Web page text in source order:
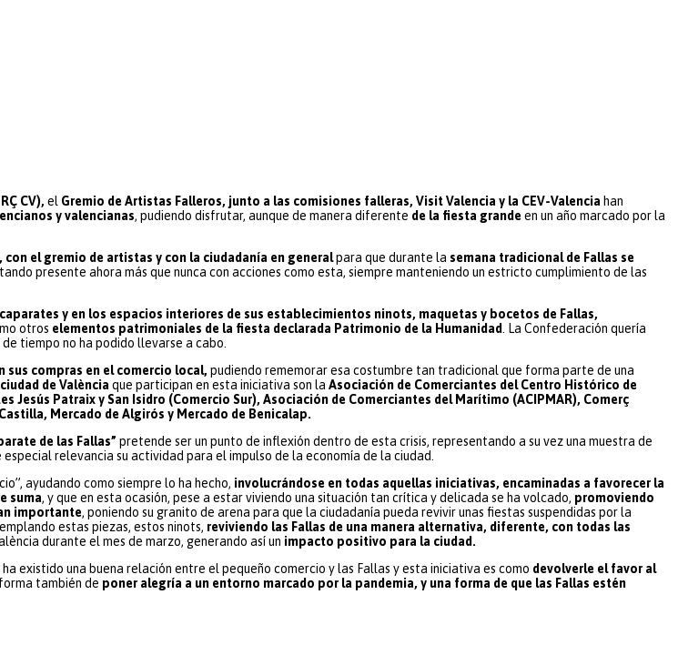
CV), el Gremio de Artistas Falleros, junto a las comisiones falleras, Visit Valencia y la CEV-Valencia han
y valencianas, pudiendo disfrutar, aunque de manera diferente de la fiesta grandeen un año marcado por la
el gremio de artistas y con la ciudadanía en generalpara que durante la semana tradicional de Fallas se
presente ahora más que nunca con acciones como esta, siempre manteniendo un estricto cumplimiento de las
y en los espacios interiores de sus establecimientos ninots, maquetas y bocetos de Fallas,
otros elementos patrimoniales de la fiesta declarada Patrimonio de la Humanidad
. La Confederación quería
tiempo no ha podido llevarse a cabo.
sus compras en el comercio local, pudiendo rememorar esa costumbre tan tradicional que forma parte de una
de València que participan en esta iniciativa son la Asociación de Comerciantes del Centro Histórico de
Jesús Patraix y San Isidro (Comercio Sur), Asociación de Comerciantes del Marítimo (ACIPMAR), Comerç
Mercado de Algirós y Mercado de Benicalap.
de las Fallas” pretende ser un punto de inflexión dentro de esta crisis, representando a su vez una muestra de
relevancia su actividad para el impulso de la economía de la ciudad.
ayudando como siempre lo ha hecho, involucrándose en todas aquellas iniciativas, encaminadas a favorecer la
suma, y que en esta ocasión, pese a estar viviendo una situación tan crítica y delicada se ha volcado, promoviendo
importante, poniendo su granito de arena para que la ciudadanía pueda revivir unas fiestas suspendidas por la
estas piezas, estos ninots, reviviendo las Fallas de una manera alternativa, diferente, con todas las
durante el mes de marzo, generando así un impacto positivo para la ciudad.
ha existido una buena relación entre el pequeño comercio y las Fallas y esta iniciativa es como devolverle el favor al
también de poner alegría a un entorno marcado por la pandemia, y una forma de que las Fallas estén